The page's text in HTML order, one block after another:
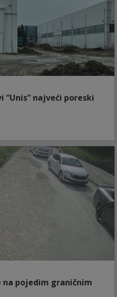
najveći poreski
na pojedim graničnim